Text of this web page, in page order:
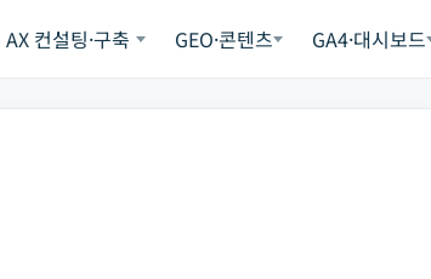
AX 컨설팅·구축 GEO·콘텐츠 GA4·대시보드